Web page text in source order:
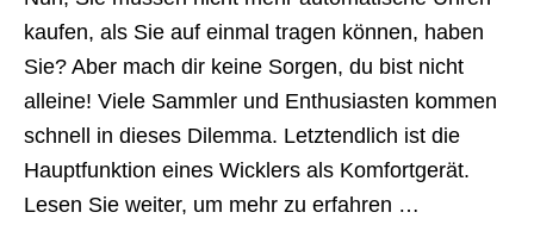
kaufen, als Sie auf einmal tragen können, haben
Sie? Aber mach dir keine Sorgen, du bist nicht
alleine! Viele Sammler und Enthusiasten kommen
schnell in dieses Dilemma. Letztendlich ist die
Hauptfunktion eines Wicklers als Komfortgerät.
Lesen Sie weiter, um mehr zu erfahren …